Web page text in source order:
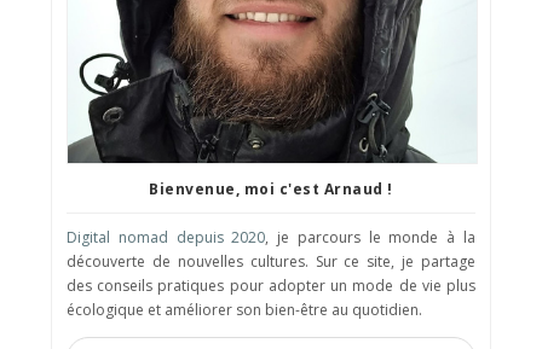
Bienvenue, moi c'est Arnaud !
Digital nomad depuis 2020, je parcours le monde à la
découverte de nouvelles cultures. Sur ce site, je partage
des conseils pratiques pour adopter un mode de vie plus
écologique et améliorer son bien-être au quotidien.